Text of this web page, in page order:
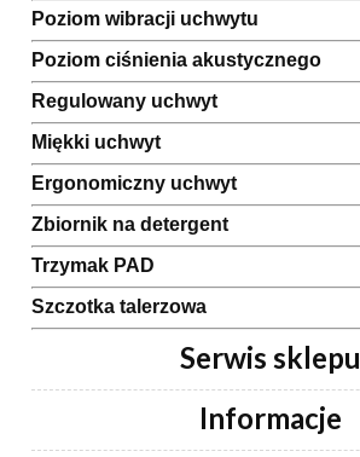
Poziom wibracji uchwytu
Poziom ciśnienia akustycznego
Regulowany uchwyt
Miękki uchwyt
Ergonomiczny uchwyt
Zbiornik na detergent
Trzymak PAD
Szczotka talerzowa
Serwis sklepu
Informacje